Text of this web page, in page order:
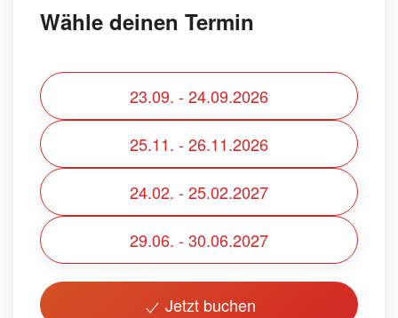
Wähle deinen Termin
23.09. - 24.09.2026
25.11. - 26.11.2026
24.02. - 25.02.2027
29.06. - 30.06.2027
Jetzt buchen